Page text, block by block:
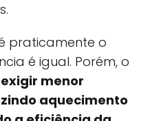
praticamente o
é igual. Porém, o
menor
aquecimento